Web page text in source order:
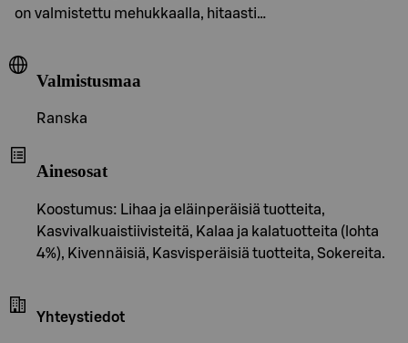
on valmistettu mehukkaalla, hitaasti…
Valmistusmaa
Ranska
Ainesosat
Koostumus: Lihaa ja eläinperäisiä tuotteita,
Kasvivalkuaistiivisteitä, Kalaa ja kalatuotteita (lohta
4%), Kivennäisiä, Kasvisperäisiä tuotteita, Sokereita.
Yhteystiedot